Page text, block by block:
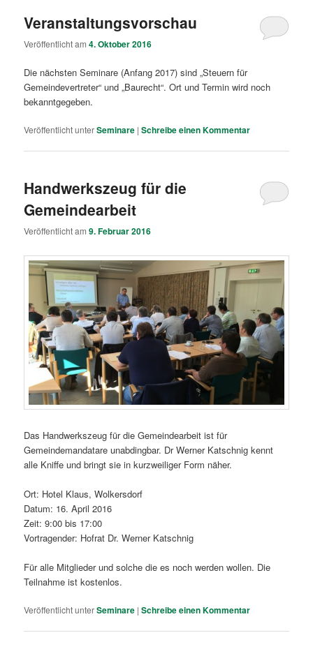
Veranstaltungsvorschau
Veröffentlicht am4. Oktober 2016
Die nächsten Seminare (Anfang 2017) sind „Steuern für
Gemeindevertreter“ und „Baurecht“. Ort und Termin wird noch
bekanntgegeben.
Veröffentlicht unterSeminare |Schreibe einen Kommentar
Handwerkszeug für die
Gemeindearbeit
Veröffentlicht am9. Februar 2016
Das Handwerkszeug für die Gemeindearbeit ist für
Gemeindemandatare unabdingbar. Dr Werner Katschnig kennt
alle Kniffe und bringt sie in kurzweiliger Form näher.
Ort: Hotel Klaus, Wolkersdorf
Datum: 16. April 2016
Zeit: 9:00 bis 17:00
Vortragender: Hofrat Dr. Werner Katschnig
Für alle Mitglieder und solche die es noch werden wollen. Die
Teilnahme ist kostenlos.
Veröffentlicht unterSeminare |Schreibe einen Kommentar